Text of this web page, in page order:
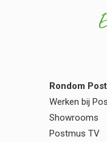
zichtbaar
Rondom
Werken bij
Showrooms
Postmus TV